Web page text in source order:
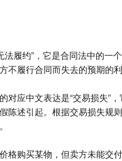
法履约”，它是合同法中的一
不履行合同而失去的预期的利
对应中文表达是“交易损失”
陈述引起。根据交易损失规
格购买某物，但卖方未能交